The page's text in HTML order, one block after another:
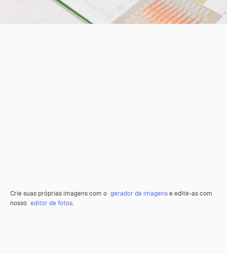
Crie suas próprias imagens com o gerador de imagense edite-as com
nosso editor de fotos.